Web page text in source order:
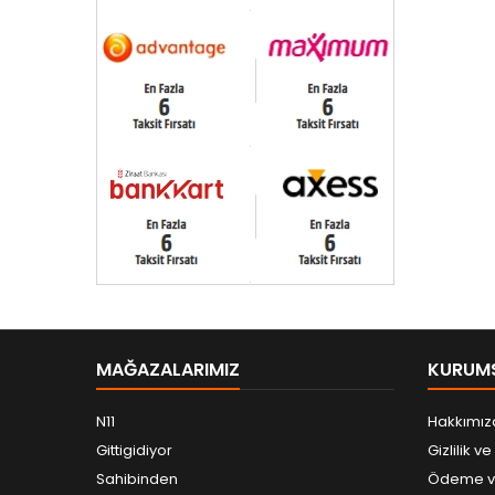
MAĞAZALARIMIZ
N11
Gittigidiyor
Sahibinden
Gizlilik
Ödeme